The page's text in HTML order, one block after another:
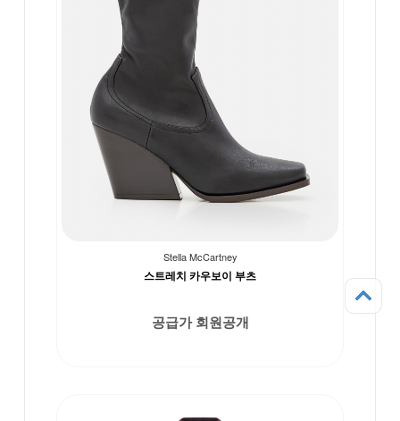
Stella McCartney
스트레치 카우보이 부츠
공급가 회원공개